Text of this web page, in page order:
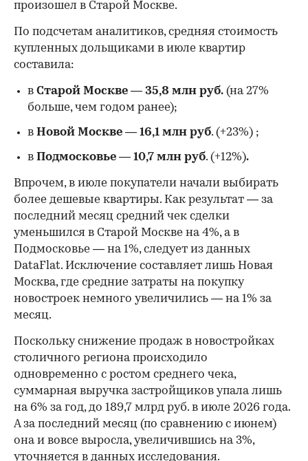
произошел в Старой Москве.
По подсчетам аналитиков, средняя стоимость
купленных дольщиками в июле квартир
составила:
в Старой Москве — 35,8 млн руб. (на 27%
больше, чем годом ранее);
в Новой Москве — 16,1 млн руб. (+23%) ;
в Подмосковье — 10,7 млн руб. (+12%).
Впрочем, в июле покупатели начали выбирать
более дешевые квартиры. Как результат — за
последний месяц средний чек сделки
уменьшился в Старой Москве на 4%, а в
Подмосковье — на 1%, следует из данных
DataFlat. Исключение составляет лишь Новая
Москва, где средние затраты на покупку
новостроек немного увеличились — на 1% за
месяц.
Поскольку снижение продаж в новостройках
столичного региона происходило
одновременно с ростом среднего чека,
суммарная выручка застройщиков упала лишь
на 6% за год, до 189,7 млрд руб. в июле 2026 года.
А за последний месяц (по сравнению с июнем)
она и вовсе выросла, увеличившись на 3%,
уточняется в данных исследования.